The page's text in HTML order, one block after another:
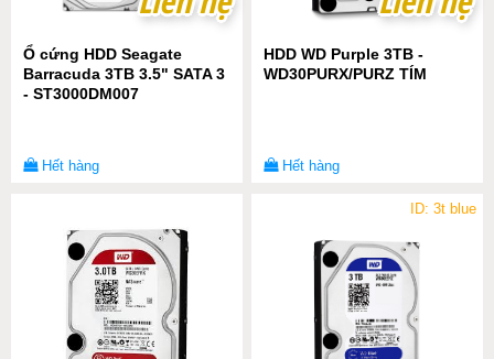
Ổ cứng HDD Seagate
Barracuda 3TB 3.5" SATA 3
- ST3000DM007
Hết hàng
HDD WD Purple 3TB -
WD30PURX/PURZ TÍM
Hết hàng
ID: 3t blue